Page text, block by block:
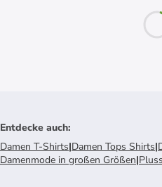
Entdecke auch:
Damen T-Shirts|Damen Tops Shirts|
Damenmode in großen Größen|